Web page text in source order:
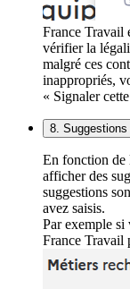
France Travail
vérifier la
malgré ces
inappropriés,
« Signaler
8.
En fonction de
afficher des
suggestions
avez saisis.
Par exemple
France Travail